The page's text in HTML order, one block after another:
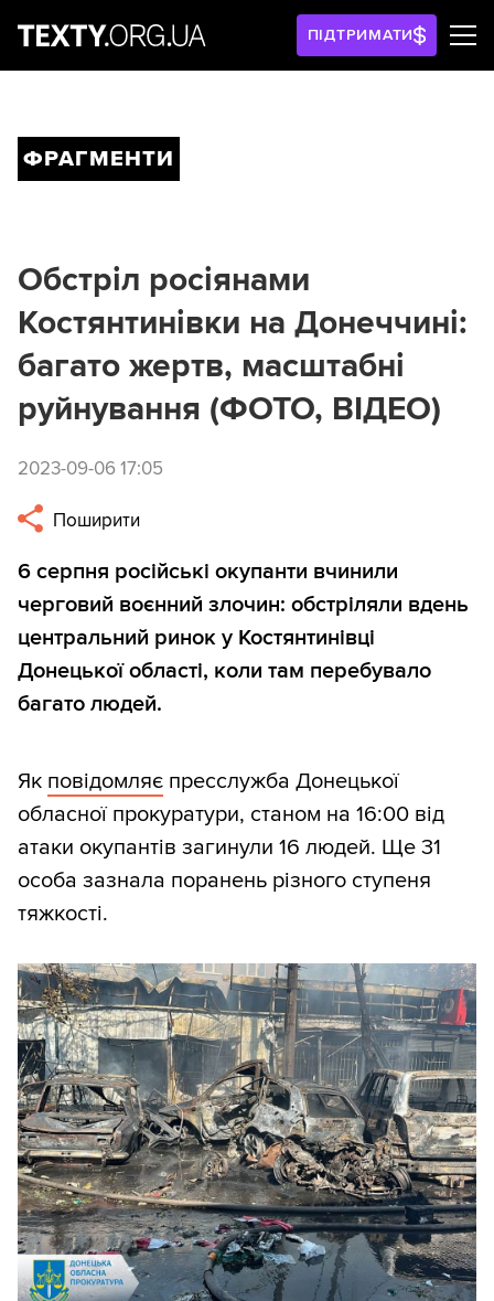
ПІДТРИМАТИ
ФРАГМЕНТИ
Обстріл росіянами
Костянтинівки на Донеччині:
багато жертв, масштабні
руйнування (ФОТО, ВІДЕО)
2023-09-06 17:05
Поширити
6 серпня російські окупанти вчинили
черговий воєнний злочин: обстріляли вдень
центральний ринок у Костянтинівці
Донецької області, коли там перебувало
багато людей.
Як повідомляє пресслужба Донецької
обласної прокуратури, станом на 16:00 від
атаки окупантів загинули 16 людей. Ще 31
особа зазнала поранень різного ступеня
тяжкості.